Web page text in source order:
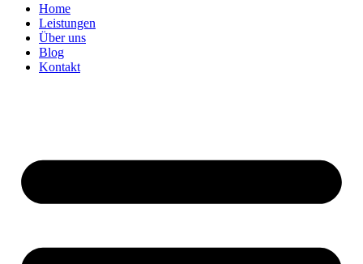
Home
Leistungen
Über uns
Blog
Kontakt